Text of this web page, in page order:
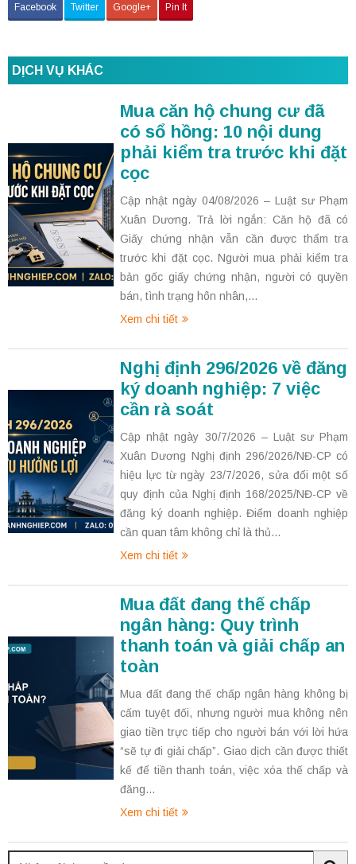
Facebook Twitter Google+ Pin It
DỊCH VỤ KHÁC
Mua căn hộ chung cư đã
có sổ hồng: 10 nội dung
phải kiểm tra trước khi đặt
cọc
Cập nhật ngày 04/08/2026 – Luật sư Phạm
Xuân Dương. Trả lời ngắn: Căn hộ đã có
Giấy chứng nhận vẫn cần được thẩm tra
trước khi đặt cọc. Người mua phải kiểm tra
bản gốc giấy chứng nhận, người có quyền
bán, tình trạng hôn nhân,...
Xem chi tiết
Nghị định 296/2026 về đăng
ký doanh nghiệp: 7 việc
cần rà soát
Cập nhật ngày 30/7/2026 – Luật sư Phạm
Xuân Dương Nghị định 296/2026/NĐ-CP có
hiệu lực từ ngày 23/7/2026, sửa đổi một số
quy định của Nghị định 168/2025/NĐ-CP về
đăng ký doanh nghiệp. Điểm doanh nghiệp
cần quan tâm không chỉ là thủ...
Xem chi tiết
Mua đất đang thế chấp
ngân hàng: Quy trình
thanh toán và giải chấp an
toàn
Mua đất đang thế chấp ngân hàng không bị
cấm tuyệt đối, nhưng người mua không nên
giao tiền trực tiếp cho người bán với lời hứa
“sẽ tự đi giải chấp”. Giao dịch cần được thiết
kế để tiền thanh toán, việc xóa thế chấp và
đăng...
Xem chi tiết